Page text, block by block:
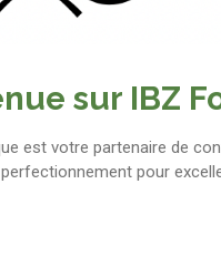
sur IBZ
est votre partenaire de
pour